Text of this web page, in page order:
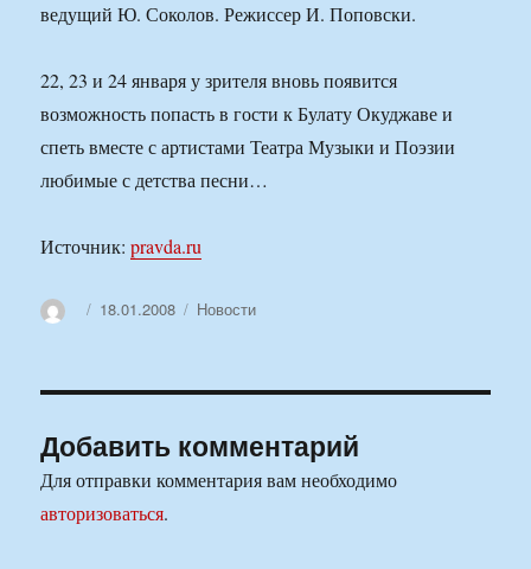
ведущий Ю. Соколов. Режиссер И. Поповски.
22, 23 и 24 января у зрителя вновь появится
возможность попасть в гости к Булату Окуджаве и
спеть вместе с артистами Театра Музыки и Поэзии
любимые с детства песни…
Источник:pravda.ru
АвторОпубликовано
18.01.2008 Рубрики
Новости
Добавить комментарий
Для отправки комментария вам необходимо
авторизоваться.